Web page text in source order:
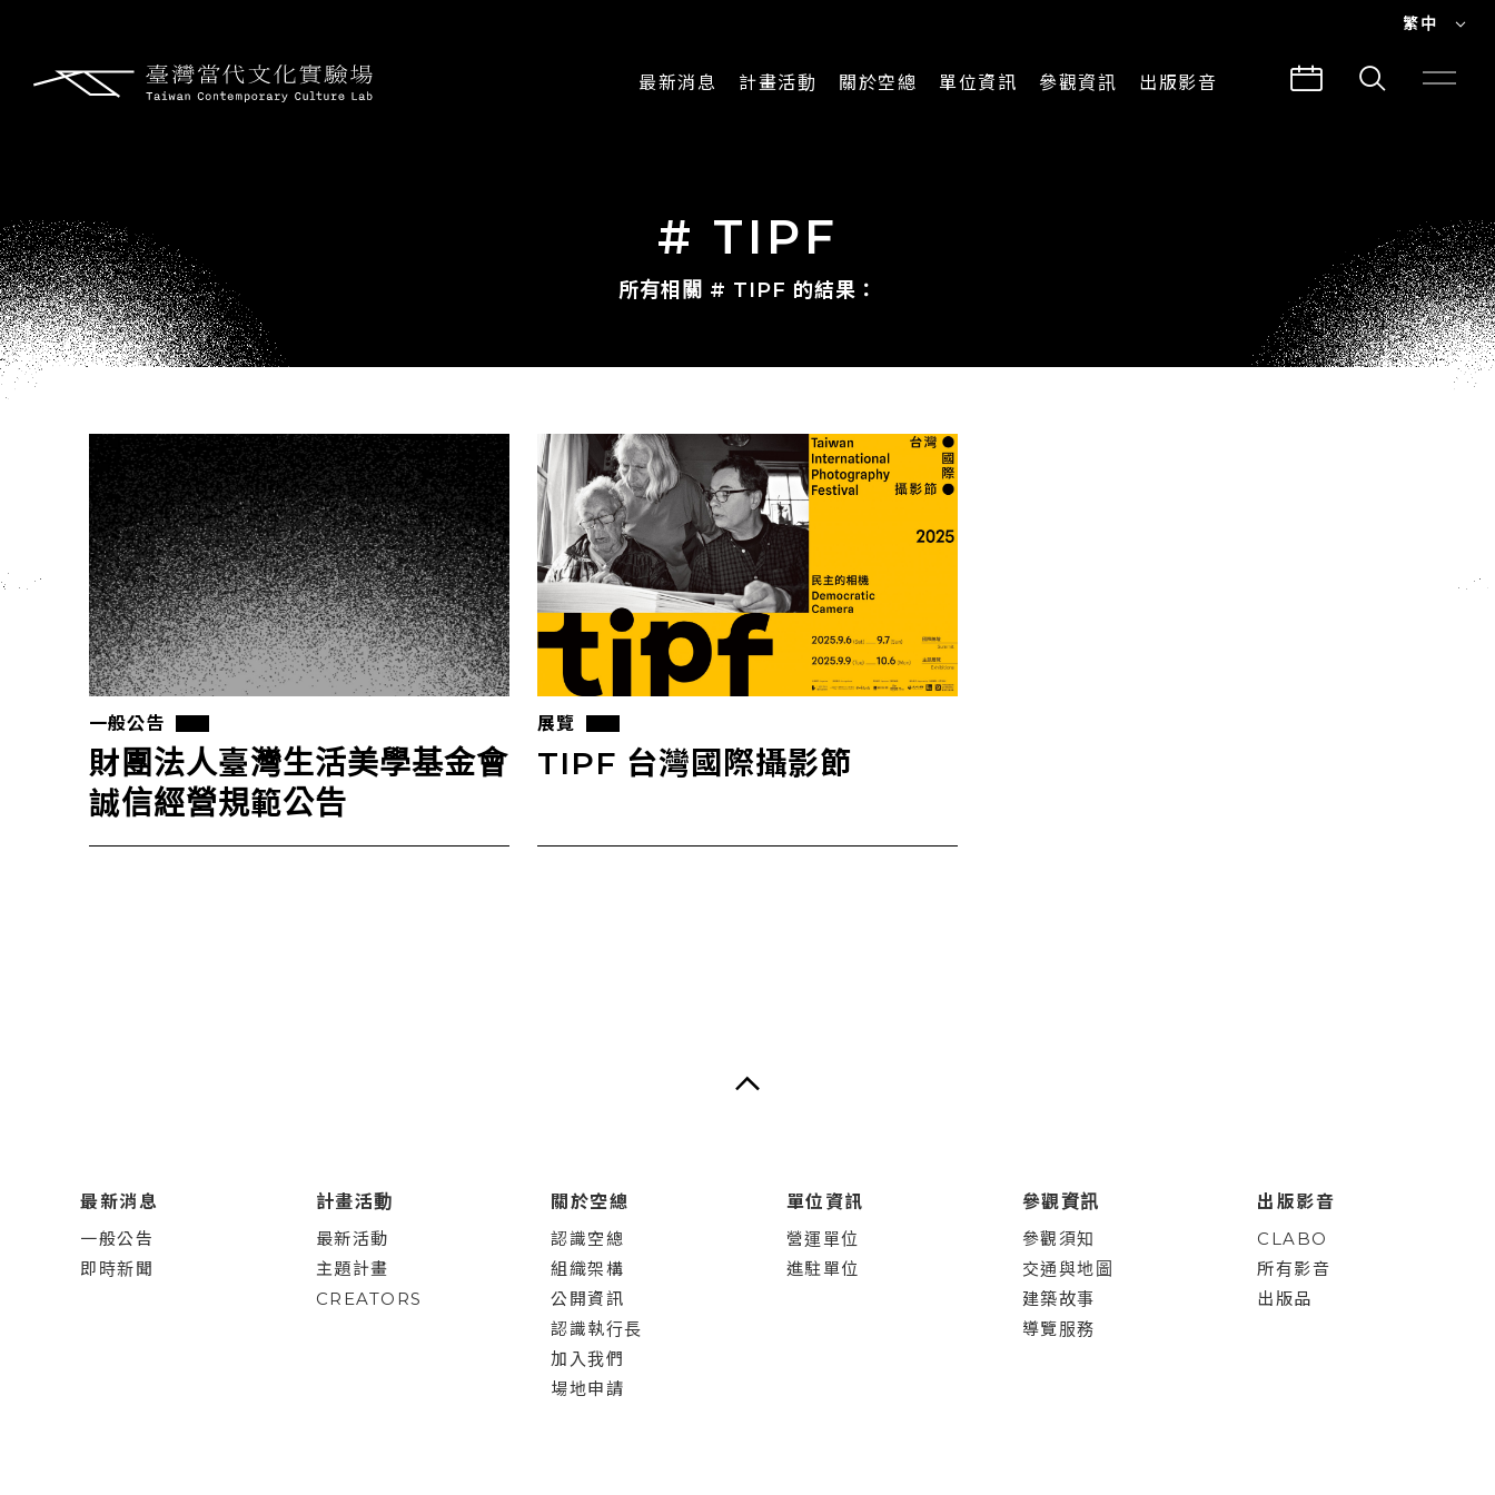
繁中
最新消息 計畫活動
CREATORS
關於空總
場地申請
單位資訊 參觀資訊 出版影音
# TIPF
所有相關 # TIPF 的結果：
一般公告
財團法人臺灣生活美學基金會
誠信經營規範公告
展覽
TIPF 台灣國際攝影節
最新消息
一般公告
即時新聞
計畫活動
最新活動
主題計畫
CREATORS
關於空總
認識空總
組織架構
公開資訊
認識執行長
加入我們
場地申請
單位資訊
營運單位
進駐單位
參觀資訊
參觀須知
交通與地圖
建築故事
導覽服務
出版影音
CLABO
所有影音
出版品